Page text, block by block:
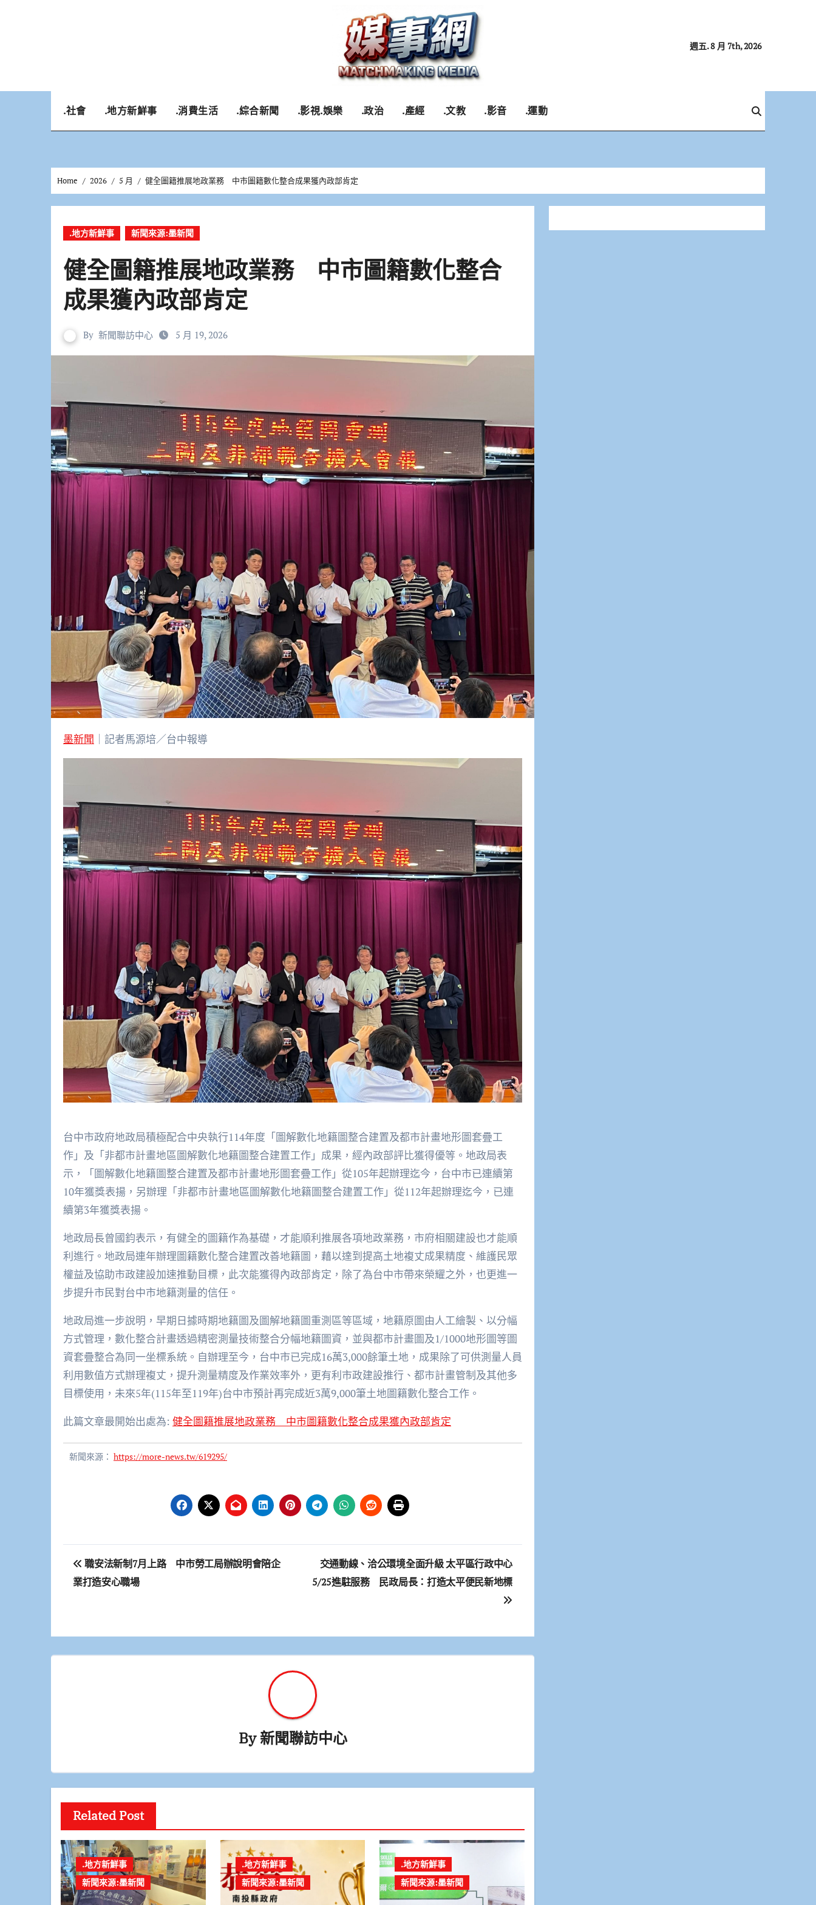
週五. 8 月 7th, 2026
.社會 .地方新鮮事 .消費生活 .綜合新聞 .影視.娛樂 .政治 .產經 .文教 .影音 .運動
Home 2026 5 月 健全圖籍推展地政業務 中市圖籍數化整合成果獲內政部肯定
.地方新鮮事 新聞來源:墨新聞
健全圖籍推展地政業務 中市圖籍數化整合
成果獲內政部肯定
By 新聞聯訪中心 5 月 19, 2026
墨新聞 ｜記者馬源培／台中報導
台中市政府地政局積極配合中央執行114年度「圖解數化地籍圖整合建置及都市計畫地形圖套疊工
作」及「非都市計畫地區圖解數化地籍圖整合建置工作」成果，經內政部評比獲得優等。地政局表
示，「圖解數化地籍圖整合建置及都市計畫地形圖套疊工作」從105年起辦理迄今，台中市已連續第
10年獲獎表揚，另辦理「非都市計畫地區圖解數化地籍圖整合建置工作」從112年起辦理迄今，已連
續第3年獲獎表揚。
地政局長曾國鈞表示，有健全的圖籍作為基礎，才能順利推展各項地政業務，市府相關建設也才能順
利進行。地政局連年辦理圖籍數化整合建置改善地籍圖，藉以達到提高土地複丈成果精度、維護民眾
權益及協助市政建設加速推動目標，此次能獲得內政部肯定，除了為台中市帶來榮耀之外，也更進一
步提升市民對台中市地籍測量的信任。
地政局進一步說明，早期日據時期地籍圖及圖解地籍圖重測區等區域，地籍原圖由人工繪製、以分幅
方式管理，數化整合計畫透過精密測量技術整合分幅地籍圖資，並與都市計畫圖及1/1000地形圖等圖
資套疊整合為同一坐標系統。自辦理至今，台中市已完成16萬3,000餘筆土地，成果除了可供測量人員
利用數值方式辦理複丈，提升測量精度及作業效率外，更有利市政建設推行、都市計畫管制及其他多
目標使用，未來5年(115年至119年)台中市預計再完成近3萬9,000筆土地圖籍數化整合工作。
此篇文章最開始出處為: 健全圖籍推展地政業務 中市圖籍數化整合成果獲內政部肯定
新聞來源： https://more-news.tw/619295/
文
章
覽
職安法新制7月上路 中市勞工局辦說明會陪企
業打造安心職場
交通動線、洽公環境全面升級 太平區行政中心
5/25進駐服務 民政局長：打造太平便民新地標
By新聞聯訪中心
Related Post
.地方新鮮事
新聞來源:墨新聞
.地方新鮮事
新聞來源:墨新聞
.地方新鮮事
新聞來源:墨新聞